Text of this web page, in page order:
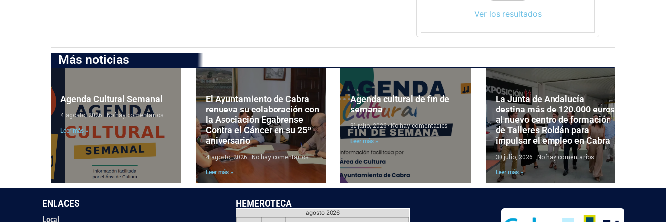
Ver los resultados
Más noticias
Agenda Cultural Semanal
4 agosto, 2026 No hay comentarios
Leer más »
El Ayuntamiento de Cabra
renueva su colaboración con
la Asociación Egabrense
Contra el Cáncer en su 25º
aniversario
4 agosto, 2026 No hay comentarios
Leer más »
Agenda cultural de fin de
semana
31 julio, 2026No hay comentarios
Leer más »
La Junta de Andalucía
destina más de 120.000 euros
al nuevo centro de formación
de Talleres Roldán para
impulsar el empleo en Cabra
30 julio, 2026 No hay comentarios
Leer más »
ENLACES
Local
HEMEROTECA
agosto 2026